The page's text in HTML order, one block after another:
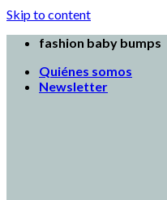
Skip to content
fashion baby bumps
Quiénes somos
Newsletter